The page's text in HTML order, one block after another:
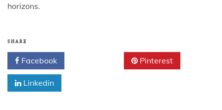
horizons.
SHARE
Facebook Pinterest
Linkedin